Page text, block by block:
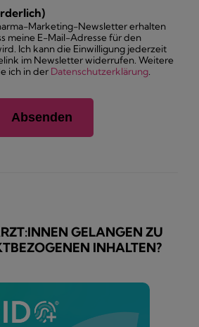
Marketing-Newsletter erhalten
meine E-Mail-Adresse für den
Ich kann die Einwilligung jederzeit
im Newsletter widerrufen. Weitere
ich in der Datenschutzerklärung
GELANGEN ZU
INHALTEN?